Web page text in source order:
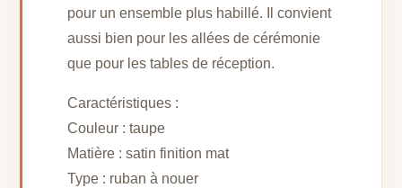
pour un ensemble plus habillé. Il convient
aussi bien pour les allées de cérémonie
que pour les tables de réception.
Caractéristiques :
Couleur : taupe
Matière : satin finition mat
Type : ruban à nouer